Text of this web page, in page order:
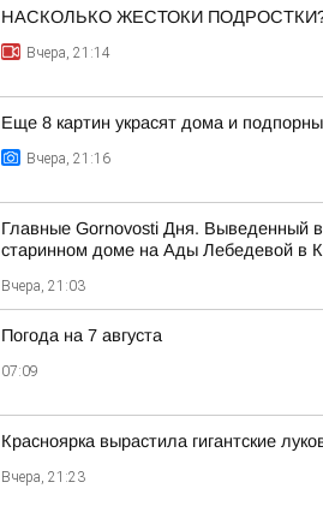
НАСКОЛЬКО ЖЕСТОКИ
Вчера, 21:14
Еще 8 картин украсят дома и
Вчера, 21:16
Главные Gornovosti Дня. Выведенный
старинном доме на Ады Лебедевой в
Вчера, 21:03
Погода на 7 августа
07:09
Красноярка вырастила гигантские
Вчера, 21:23